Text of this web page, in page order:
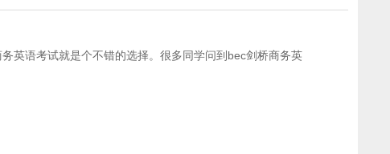
英语考试就是个不错的选择。很多同学问到bec剑桥商务英